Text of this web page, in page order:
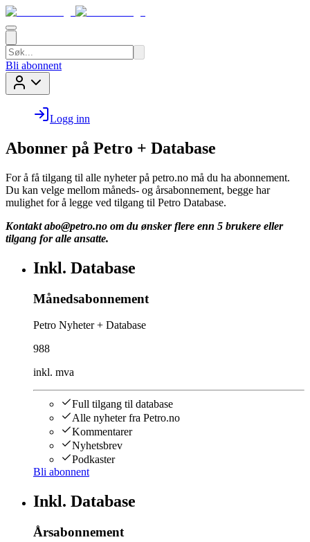
Bli abonnent
Logg inn
Abonner på Petro + Database
For å få tilgang til alle nyheter på petro.no må du ha abonnement.
Du kan velge mellom måneds- og årsabonnement, begge har
mulighet for å legge ved tilgang til Petro Database.
Kontakt abo@petro.no om du ønsker flere enn 5 brukere eller
tilgang for alle ansatte.
Inkl. Database
Månedsabonnement
Petro Nyheter + Database
988
inkl. mva
Full tilgang til database
Alle nyheter fra Petro.no
Kommentarer
Nyhetsbrev
Podkaster
Bli abonnent
Inkl. Database
Årsabonnement